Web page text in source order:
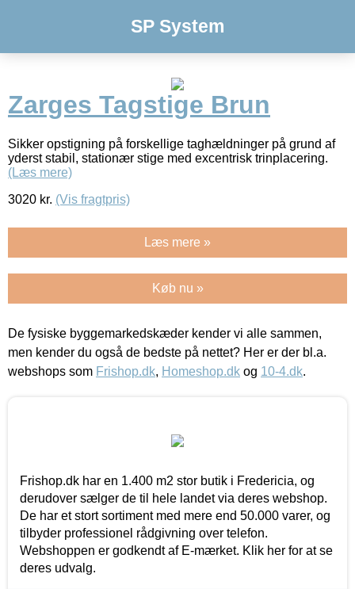
SP System
Zarges Tagstige Brun
Sikker opstigning på forskellige taghældninger på grund af
yderst stabil, stationær stige med excentrisk trinplacering.
(Læs mere)
3020 kr. (Vis fragtpris)
Læs mere »
Køb nu »
De fysiske byggemarkedskæder kender vi alle sammen,
men kender du også de bedste på nettet? Her er der bl.a.
webshops som Frishop.dk, Homeshop.dk og 10-4.dk.
Frishop.dk har en 1.400 m2 stor butik i Fredericia, og
derudover sælger de til hele landet via deres webshop.
De har et stort sortiment med mere end 50.000 varer, og
tilbyder professionel rådgivning over telefon.
Webshoppen er godkendt af E-mærket. Klik her for at se
deres udvalg.